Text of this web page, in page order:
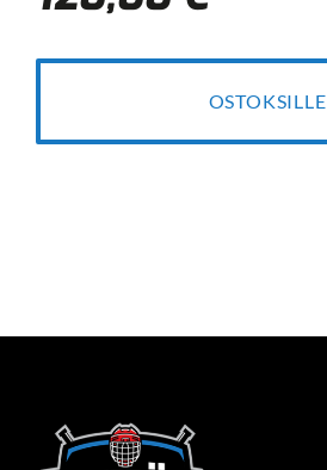
OSTOKSILLE